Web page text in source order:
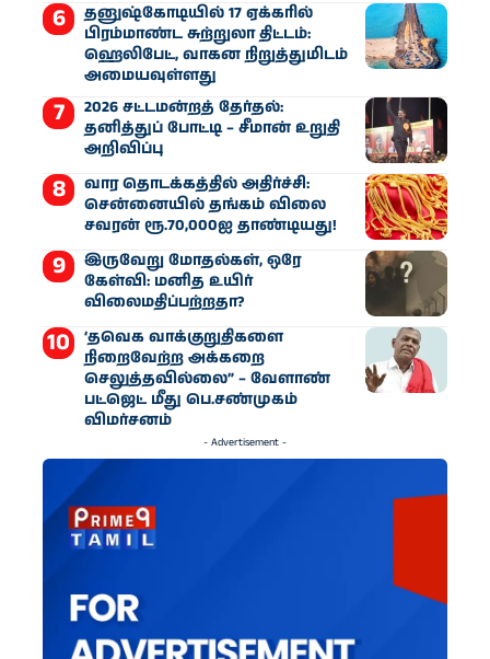
தனுஷ்கோடியில் 17 ஏக்கரில்
பிரம்மாண்ட சுற்றுலா திட்டம்:
ஹெலிபேட், வாகன நிறுத்துமிடம்
அமையவுள்ளது
2026 சட்டமன்றத் தேர்தல்:
தனித்துப் போட்டி – சீமான் உறுதி
அறிவிப்பு
வார தொடக்கத்தில் அதிர்ச்சி:
சென்னையில் தங்கம் விலை
சவரன் ரூ.70,000ஐ தாண்டியது!
இருவேறு மோதல்கள், ஒரே
கேள்வி: மனித உயிர்
விலைமதிப்பற்றதா?
‘தவெக வாக்குறுதிகளை
நிறைவேற்ற அக்கறை
செலுத்தவில்லை” – வேளாண்
பட்ஜெட் மீது பெ.சண்முகம்
விமர்சனம்
- Advertisement -